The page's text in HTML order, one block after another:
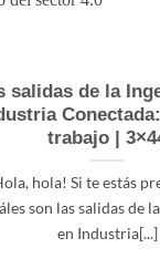
salidas de la
trabajo |
hola! Si te estás
son las salidas de
en Industria[...]